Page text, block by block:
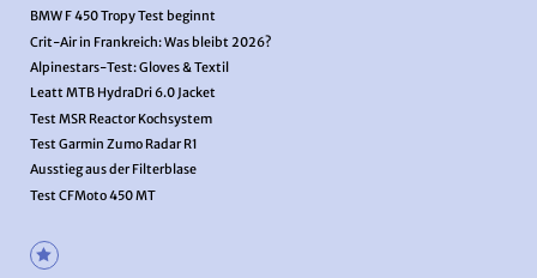
BMW F 450 Tropy Test beginnt
Crit-Air in Frankreich: Was bleibt 2026?
Alpinestars-Test: Gloves & Textil
Leatt MTB HydraDri 6.0 Jacket
Test MSR Reactor Kochsystem
Test Garmin Zumo Radar R1
Ausstieg aus der Filterblase
Test CFMoto 450 MT